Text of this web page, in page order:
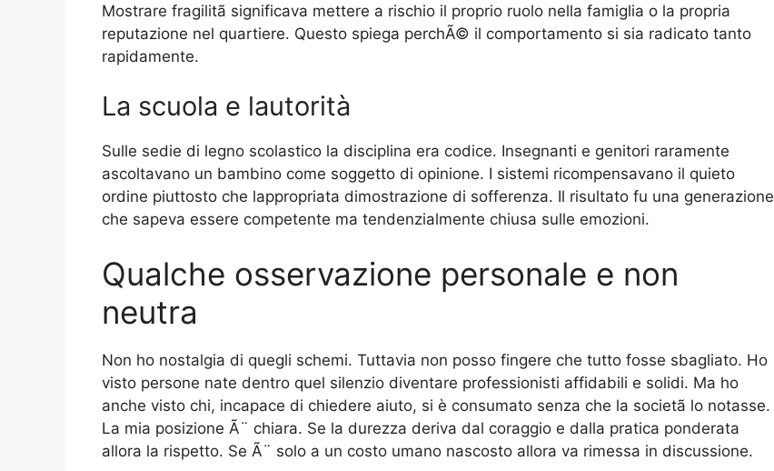
Mostrare fragilitã significava mettere a rischio il proprio ruolo nella famiglia o la propria
reputazione nel quartiere. Questo spiega perchÃ© il comportamento si sia radicato tanto
rapidamente.
La scuola e lautorità
Sulle sedie di legno scolastico la disciplina era codice. Insegnanti e genitori raramente
ascoltavano un bambino come soggetto di opinione. I sistemi ricompensavano il quieto
ordine piuttosto che lappropriata dimostrazione di sofferenza. Il risultato fu una generazione
che sapeva essere competente ma tendenzialmente chiusa sulle emozioni.
Qualche osservazione personale e non
neutra
Non ho nostalgia di quegli schemi. Tuttavia non posso fingere che tutto fosse sbagliato. Ho
visto persone nate dentro quel silenzio diventare professionisti affidabili e solidi. Ma ho
anche visto chi, incapace di chiedere aiuto, si è consumato senza che la societã lo notasse.
La mia posizione Ã¨ chiara. Se la durezza deriva dal coraggio e dalla pratica ponderata
allora la rispetto. Se Ã¨ solo a un costo umano nascosto allora va rimessa in discussione.